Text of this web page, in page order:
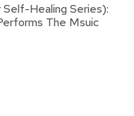
Healing Series):
The Msuic